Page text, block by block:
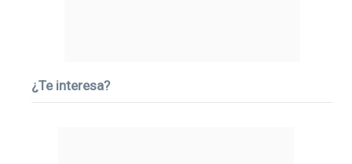
¿Te interesa?